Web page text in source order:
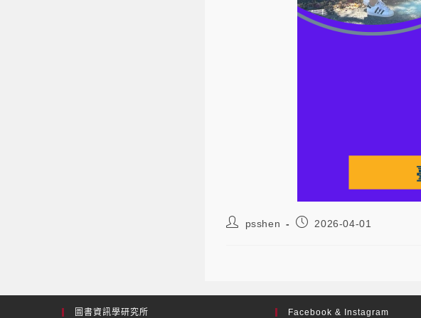
psshen 2026-04-01
圖書資訊學研究所 Facebook & Instagram